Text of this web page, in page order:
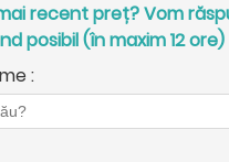
recent preț? Vom
posibil (în maxim 12 ore)
: